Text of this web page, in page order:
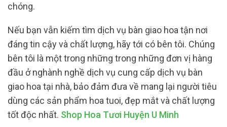
chóng.
Nếu bạn vẫn kiếm tìm dịch vụ bàn giao hoa tận nơi
đáng tin cậy và chất lượng, hãy tới có bên tôi. Chúng
bên tôi là một trong những trong những đơn vị hàng
đầu ở nghành nghề dịch vụ cung cấp dịch vụ bàn
giao hoa tại nhà, bảo đảm đưa về mang lại người tiêu
dùng các sản phẩm hoa tuoi, đẹp mắt và chất lượng
tốt độc nhất. Shop Hoa Tươi Huyện U Minh